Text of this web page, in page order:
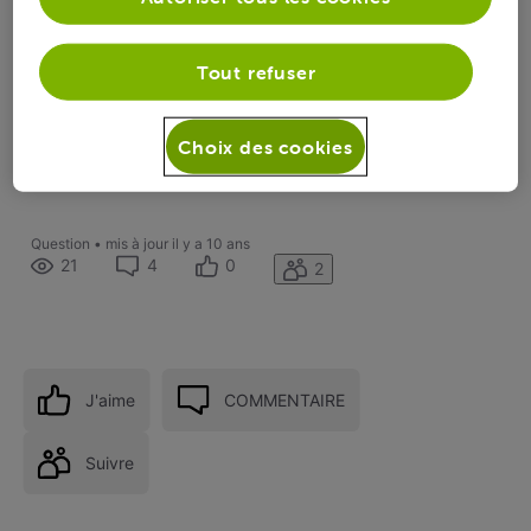
D'avance je vous remercie.
Trio GigaMax bridge ASUS Ax11000
Question • mis à jour il y a 10 ans
21 4 0 2
J'aime COMMENTAIRE
Suivre
Tout refuser
Choix des cookies